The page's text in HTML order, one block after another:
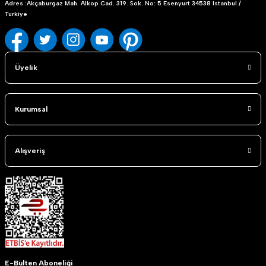
Adres :Akçaburgaz Mah. Alkop Cad. 319. Sok. No: 5 Esenyurt 34538 Istanbul /
Turkiye
Üyelik
Kurumsal
Alışveriş
E-Bülten Aboneliği